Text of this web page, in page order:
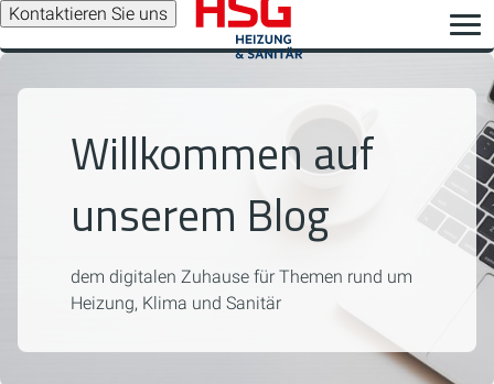
Kontaktieren Sie uns
Willkommen auf
unserem Blog
dem digitalen Zuhause für Themen rund um
Heizung, Klima und Sanitär